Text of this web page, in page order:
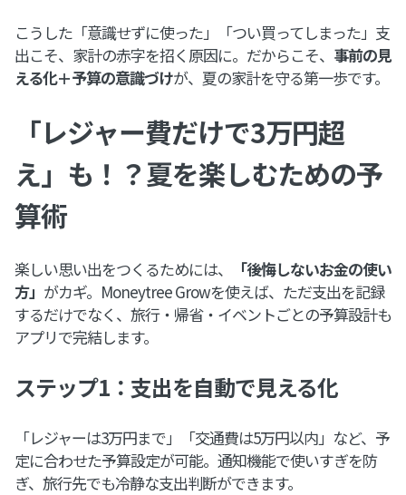
こうした「意識せずに使った」「つい買ってしまった」支
出こそ、家計の赤字を招く原因に。だからこそ、 事前の見
える化＋予算の意識づけが、夏の家計を守る第一歩です。
「レジャー費だけで3万円超
え」も！？夏を楽しむための予
算術
楽しい思い出をつくるためには、
「後悔しないお金の使い
方」 がカギ。Moneytree Growを使えば、ただ支出を記録
するだけでなく、旅行・帰省・イベントごとの予算設計も
アプリで完結します。
ステップ1：支出を自動で見える化
「レジャーは3万円まで」「交通費は5万円以内」など、予
定に合わせた予算設定が可能。通知機能で使いすぎを防
ぎ、旅行先でも冷静な支出判断ができます。